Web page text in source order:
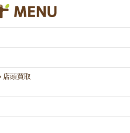
店頭買取